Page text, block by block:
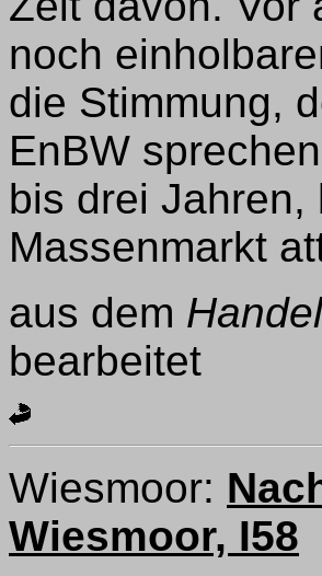
noch
die Stimmung,
EnBW
bis drei
Massenmarkt
aus dem
bearbeitet
Wiesmoor:
Wiesmoor, I58